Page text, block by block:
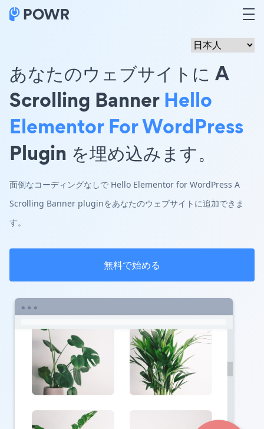
あなたのウェブサイトに A
Scrolling BannerHello
Elementor For WordPress
Plugin を埋め込みます。
面倒なコーディングなしで Hello Elementor for WordPress A
Scrolling Banner pluginをあなたのウェブサイトに追加できま
す。
無料で始める